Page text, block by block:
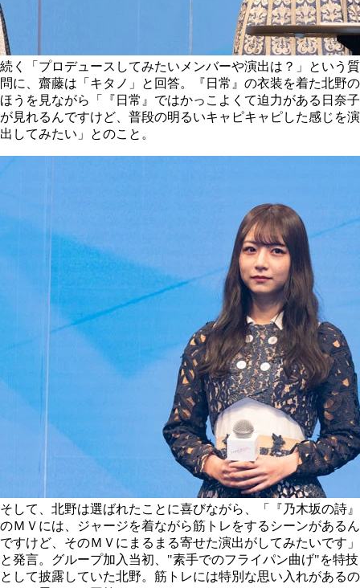
続く「プロデュースしてみたいメンバーや演出は？」という質
問に、齋藤は「キタノ」と回答。『日常』の衣装を着た北野の
ほうを見ながら「『日常』ではかっこよくて迫力がある日奈子
が見れるんですけど、普段の明るいキャピキャピした感じを演
出してみたい」とのこと。
そして、北野は選ばれたことに喜びながら、「『乃木坂の詩』
のＭＶには、ジャージを着ながら筋トレをするシーンがあるん
ですけど、そのＭＶにまるまる寄せた演出がしてみたいです」
と発言。グループ加入当初、"素手でのフライパン曲げ"を特技
として披露していた北野。筋トレには特別な思い入れがあるの